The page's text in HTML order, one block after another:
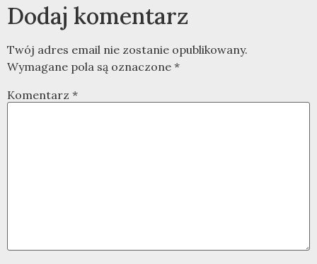
Dodaj komentarz
Twój adres email nie zostanie opublikowany.
Wymagane pola są oznaczone *
Komentarz *